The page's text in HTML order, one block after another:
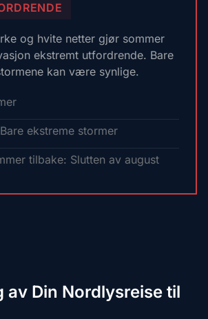
og hvite netter gjør sommer
ekstremt utfordrende. Bare
kan være synlige.
ekstreme stormer
tilbake: Slutten av august
av Din Nordlysreise til